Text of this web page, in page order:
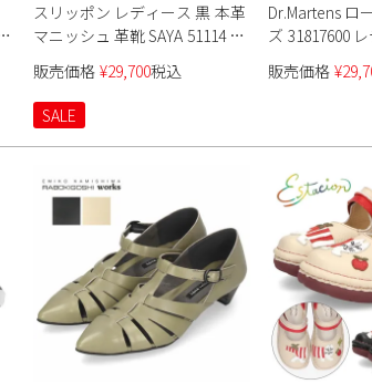
スリッポン レディース 黒 本革
マニッシュ 革靴 SAYA 51114 サ
ヤ ブラック ブラウン 茶色 フラ
ットシューズ メダリオン 日本
製
販売価格 ¥29,700税込
SALE
Dr.Martens ロ
ズ 31817600
販売価格 ¥